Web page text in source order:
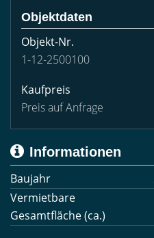
Objektdaten
Objekt-Nr.
1-12-2500100
Kaufpreis
Preis auf Anfrage
Informationen
Baujahr
Vermietbare
Gesamtfläche (ca.)